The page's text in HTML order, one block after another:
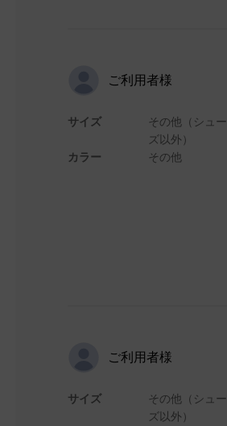
ご利用者様
サイズ
カラー
その他（シュー
ズ以外）
その他
ご利用者様
サイズ
その他（シュー
ズ以外）